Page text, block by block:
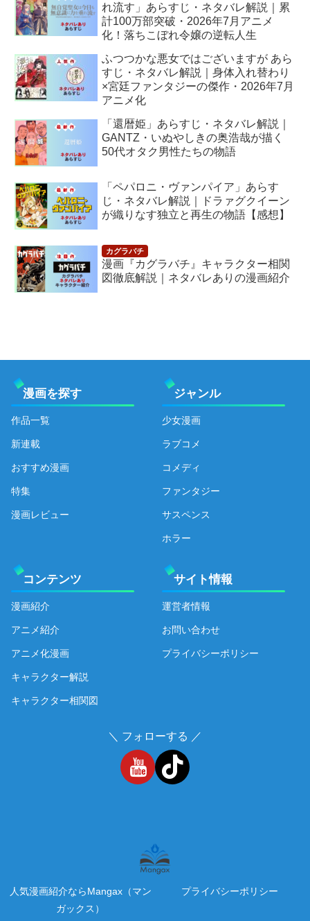
れ流す」あらすじ・ネタバレ解説｜累
計100万部突破・2026年7月アニメ
化！落ちこぼれ令嬢の逆転人生
ふつつかな悪女ではございますが あら
すじ・ネタバレ解説｜身体入れ替わり
×宮廷ファンタジーの傑作・2026年7月
アニメ化
「還暦姫」あらすじ・ネタバレ解説｜
GANTZ・いぬやしきの奥浩哉が描く
50代オタク男性たちの物語
「ペパロニ・ヴァンパイア」あらす
じ・ネタバレ解説｜ドラァグクイーン
が織りなす独立と再生の物語【感想】
漫画『カグラバチ』キャラクター相関
図徹底解説｜ネタバレありの漫画紹介
漫画を探す
作品一覧
新連載
おすすめ漫画
特集
漫画レビュー
ジャンル
少女漫画
ラブコメ
コメディ
ファンタジー
サスペンス
ホラー
コンテンツ
漫画紹介
アニメ紹介
アニメ化漫画
キャラクター解説
キャラクター相関図
サイト情報
運営者情報
お問い合わせ
プライバシーポリシー
＼ フォローする ／
人気漫画紹介ならMangax（マン
ガックス）
プライバシーポリシー